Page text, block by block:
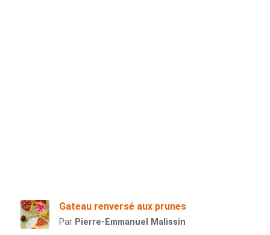
Gateau renversé aux prunes
Par Pierre-Emmanuel Malissin